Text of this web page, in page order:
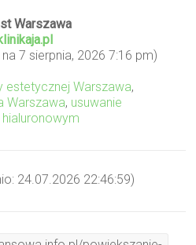
Warszawa
7 sierpnia, 2026 7:16 pm)
estetycznej Warszawa,
Warszawa, usuwanie
24.07.2026 22:46:59)